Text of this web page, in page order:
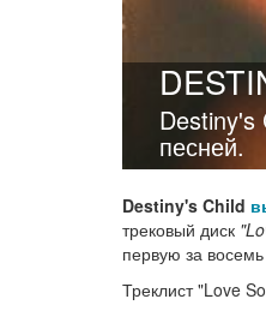
Destiny's
песней.
Destiny's Child
трековый диск
первую за
Треклист "Love